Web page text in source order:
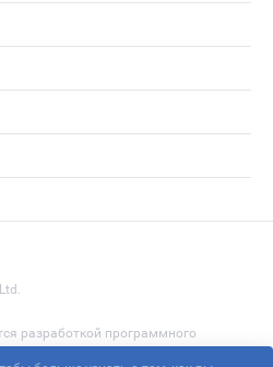
разработкой программного
услуг и услуг доверительного